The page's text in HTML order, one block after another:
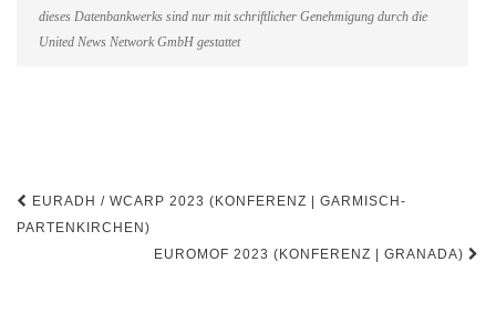
dieses Datenbankwerks sind nur mit schriftlicher Genehmigung durch die
United News Network GmbH gestattet
Beitragsnavigation
EURADH / WCARP 2023 (KONFERENZ | GARMISCH-
PARTENKIRCHEN)
EUROMOF 2023 (KONFERENZ | GRANADA)